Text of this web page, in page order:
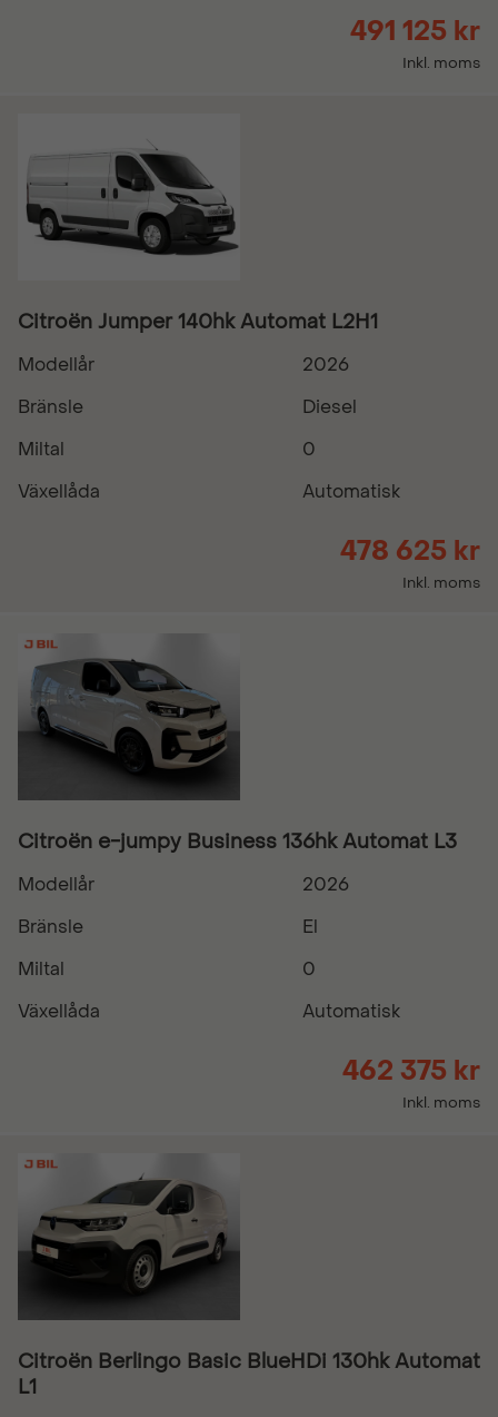
491 125 kr
Inkl. moms
Citroën Jumper 140hk Automat L2H1
Modellår
2026
Bränsle
Diesel
Miltal
0
Växellåda
Automatisk
478 625 kr
Inkl. moms
Citroën e-jumpy Business 136hk Automat L3
Modellår
2026
Bränsle
El
Miltal
0
Växellåda
Automatisk
462 375 kr
Inkl. moms
Citroën Berlingo Basic BlueHDi 130hk Automat
L1